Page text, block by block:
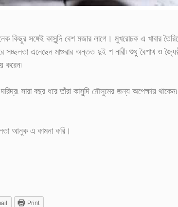
সঙ্গেই কাসুন্দি বেশ মজার লাগে। মুখরোচক এ খাবার তৈরিতে
সচ্ছলতা এনেছেন মাগুরার অন্তত দুই শ নারী৷ শুধু বৈশাখ ও জ্যৈষ্ঠ
করেন৷
সারা বছর ধরে তাঁরা কাসুন্দি মৌসুমের জন্য অপেক্ষায়
আনুক এ কামনা করি।
Print